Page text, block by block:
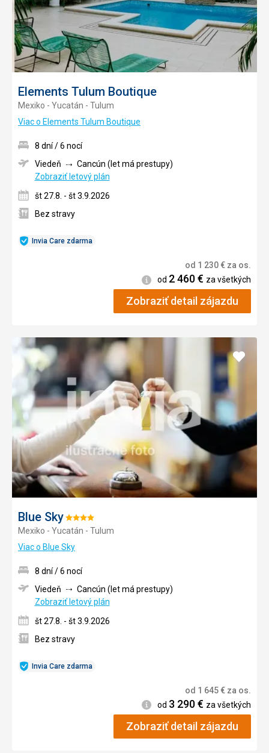
Elements Tulum Boutique
Mexiko - Yucatán - Tulum
Viac o Elements Tulum Boutique
Invia Care zdarma
8 dní / 6 nocí
Viedeň
Cancún (let má prestupy)
Zobraziť letový plán
št 27.8. - št 3.9.2026
Bez stravy
od 1 230€ za os.
Informácie
od 2 460€ za všetkých
Zobraziť detail zájazdu
Blue SkyHodnotenie:
4/5
Mexiko - Yucatán - Tulum
Viac o Blue Sky
Pridať
Invia Care zdarma
8 dní / 6 nocí
Viedeň
Cancún (let má prestupy)
Zobraziť letový plán
št 27.8. - št 3.9.2026
Bez stravy
od 1 645€ za os.
Informácie
od 3 290€ za všetkých
Zobraziť detail zájazdu